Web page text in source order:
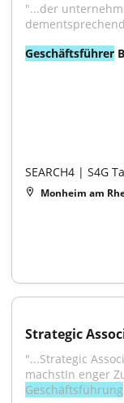
"...der
Geschäftsführer
SEARCH4 | S4G
Monheim am
Strategic
"...Strategic
Geschäftsführung